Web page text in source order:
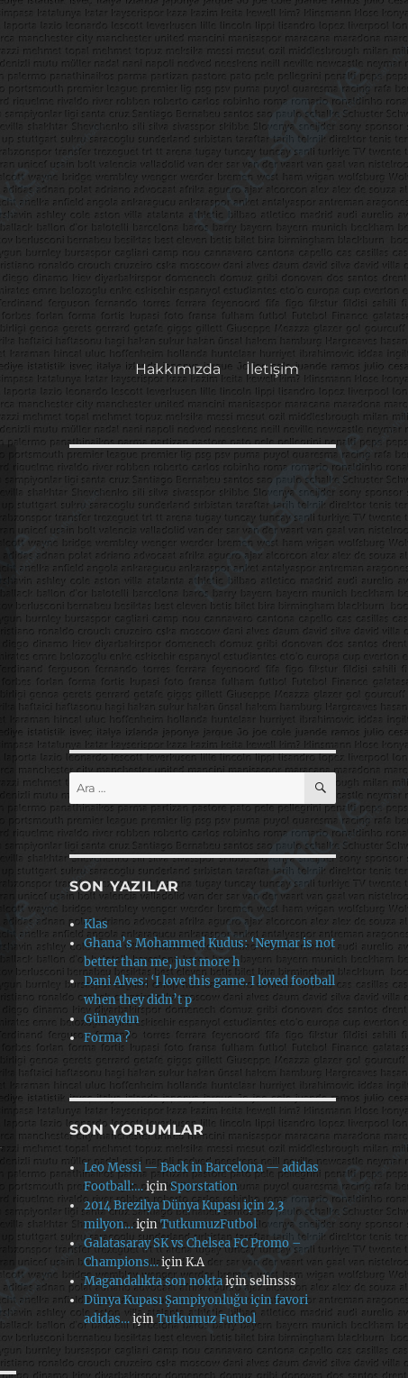
Hakkımızda İletişim
Ara: ARA
SON YAZILAR
Klas
Ghana’s Mohammed Kudus: ‘Neymar is not
better than me, just more h
Dani Alves: ‘I love this game. I loved football
when they didn’t p
Günaydın
Forma ?
SON YORUMLAR
Leo Messi — Back in Barcelona — adidas
Football:…içinSporstation
2014 Brezilya Dünya Kupası için 2.3
milyon…içinTutkumuzFutbol
Galatasaray SK vs Chelsea FC Promo –
Champions…içinK.A
Magandalıkta son noktaiçinselinsss
Dünya Kupası Şampiyonluğu için favori
adidas…içinTutkumuz Futbol